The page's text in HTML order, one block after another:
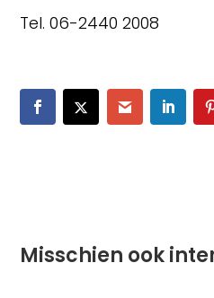
Tel. 06-2440 2008
Misschien ook